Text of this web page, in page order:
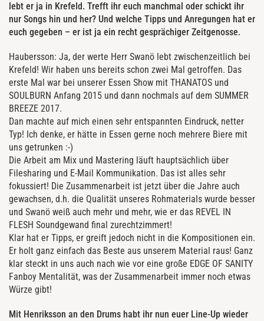
lebt er ja in Krefeld. Trefft ihr euch manchmal oder schickt ihr
nur Songs hin und her? Und welche Tipps und Anregungen hat er
euch gegeben – er ist ja ein recht gesprächiger Zeitgenosse.
Haubersson: Ja, der werte Herr Swanö lebt zwischenzeitlich bei
Krefeld! Wir haben uns bereits schon zwei Mal getroffen. Das
erste Mal war bei unserer Essen Show mit THANATOS und
SOULBURN Anfang 2015 und dann nochmals auf dem SUMMER
BREEZE 2017.
Dan machte auf mich einen sehr entspannten Eindruck, netter
Typ! Ich denke, er hätte in Essen gerne noch mehrere Biere mit
uns getrunken :-)
Die Arbeit am Mix und Mastering läuft hauptsächlich über
Filesharing und E-Mail Kommunikation. Das ist alles sehr
fokussiert! Die Zusammenarbeit ist jetzt über die Jahre auch
gewachsen, d.h. die Qualität unseres Rohmaterials wurde besser
und Swanö weiß auch mehr und mehr, wie er das REVEL IN
FLESH Soundgewand final zurechtzimmert!
Klar hat er Tipps, er greift jedoch nicht in die Kompositionen ein.
Er holt ganz einfach das Beste aus unserem Material raus! Ganz
klar steckt in uns auch nach wie vor eine große EDGE OF SANITY
Fanboy Mentalität, was der Zusammenarbeit immer noch etwas
Würze gibt!
Mit Henriksson an den Drums habt ihr nun euer Line-Up wieder